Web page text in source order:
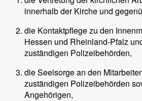
innerhalb der Kirche und
die Kontaktpflege zu den
Hessen und Rheinland-Pfalz
zuständigen Polizeibehörden,
die Seelsorge an den
zuständigen Polizeibehörden
Angehörigen,